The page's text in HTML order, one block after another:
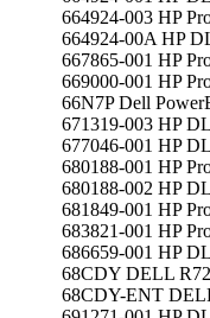
664924-003 HP
664924-00A HP
667865-001 HP
669000-001 HP
66N7P Dell
671319-003 HP
677046-001 HP
680188-001 HP
680188-002 HP
681849-001 HP
683821-001 HP
686659-001 HP
68CDY DELL
68CDY-ENT